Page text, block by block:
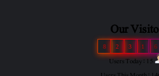
Our
6
1
3
2
8
Users Today : 15